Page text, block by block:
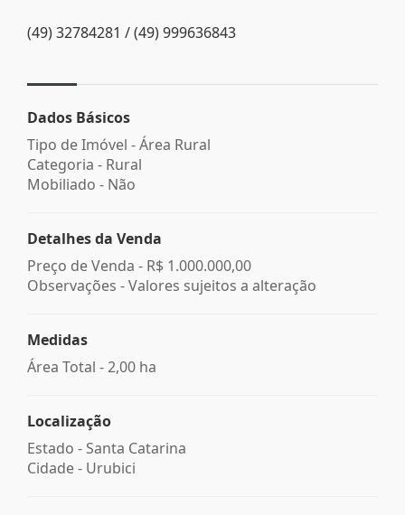
(49) 32784281 / (49) 999636843
Dados Básicos
Tipo de Imóvel - Área Rural
Categoria - Rural
Mobiliado - Não
Detalhes da Venda
Preço de Venda - R$ 1.000.000,00
Observações - Valores sujeitos a alteração
Medidas
Área Total - 2,00 ha
Localização
Estado - Santa Catarina
Cidade - Urubici